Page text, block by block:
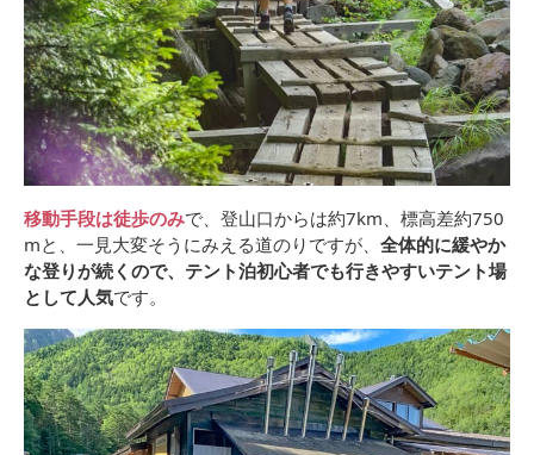
移動手段は徒歩のみで、登山口からは約7km、標高差約750
mと、一見大変そうにみえる道のりですが、 全体的に緩やか
な登りが続くので、テント泊初心者でも行きやすいテント場
として人気です。